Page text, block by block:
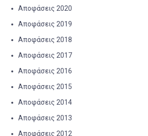
Αποφάσεις 2020
Αποφάσεις 2019
Αποφάσεις 2018
Αποφάσεις 2017
Αποφάσεις 2016
Αποφάσεις 2015
Αποφάσεις 2014
Αποφάσεις 2013
Αποφάσεις 2012